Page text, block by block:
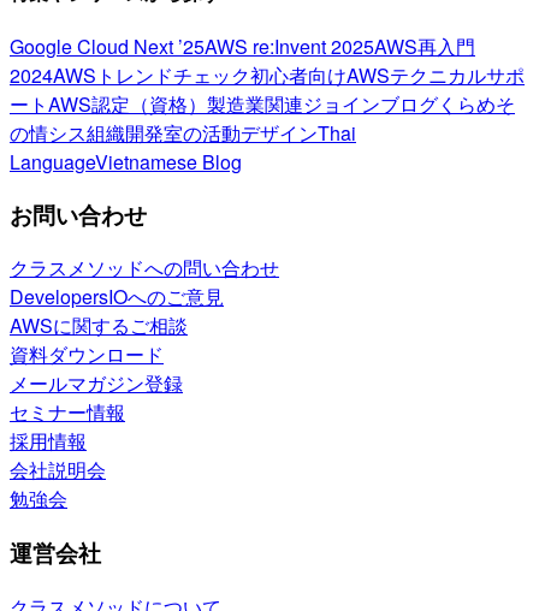
Google Cloud Next ’25AWS re:Invent 2025AWS再入門
2024AWSトレンドチェック初心者向けAWSテクニカルサポ
ートAWS認定（資格） 製造業関連ジョインブログくらめそ
の情シス組織開発室の活動デザインThai
LanguageVietnamese Blog
お問い合わせ
クラスメソッドへの問い合わせ
DevelopersIOへのご意見
AWSに関するご相談
資料ダウンロード
メールマガジン登録
セミナー情報
採用情報
会社説明会
勉強会
運営会社